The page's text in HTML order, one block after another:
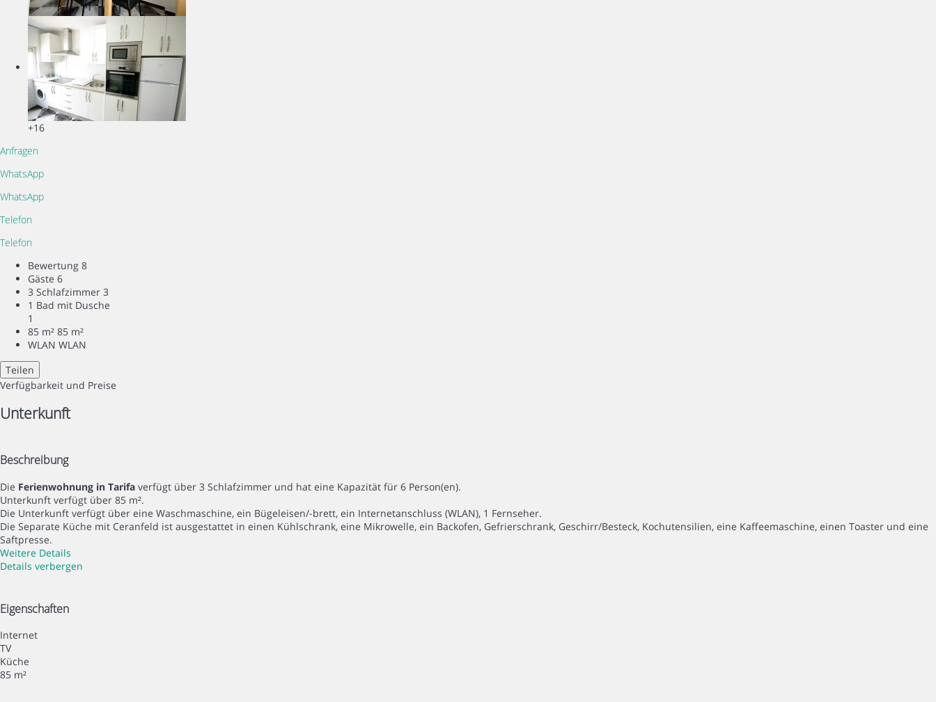
+16
Anfragen
WhatsApp
WhatsApp
Telefon
Telefon
Bewertung 8
Gäste 6
3 Schlafzimmer 3
1 Bad mit Dusche
1
85 m² 85 m²
WLAN WLAN
Teilen
Verfügbarkeit und Preise
Unterkunft
Beschreibung
Die Ferienwohnung in Tarifa verfügt über 3 Schlafzimmer und hat eine Kapazität für 6 Person(en).
Unterkunft verfügt über 85 m².
Die Unterkunft verfügt über eine Waschmaschine, ein Bügeleisen/-brett, ein Internetanschluss (WLAN), 1 Fernseher.
Die Separate Küche mit Ceranfeld ist ausgestattet in einen Kühlschrank, eine Mikrowelle, ein Backofen, Gefrierschrank, Geschirr/Besteck, Kochutensilien, eine Kaffeemaschine, einen Toaster und eine
Saftpresse.
Weitere Details
Details verbergen
Eigenschaften
Internet
TV
Küche
85 m²